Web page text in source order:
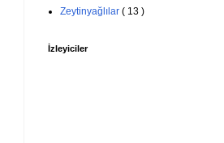
Zeytinyağlılar ( 13 )
İzleyiciler